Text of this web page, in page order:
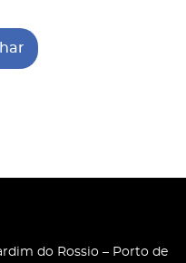
do Rossio – Porto de